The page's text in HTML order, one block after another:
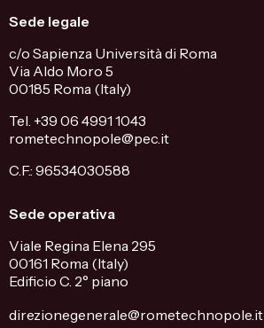
Sede legale
c/o Sapienza Università di Roma
Via Aldo Moro 5
00185 Roma (Italy)
Tel. +39 06 4991 1043
rometechnopole@pec.it
C.F.: 96534030588
Sede operativa
Viale Regina Elena 295
00161 Roma (Italy)
Edificio C. 2° piano
direzionegenerale@rometechnopole.it